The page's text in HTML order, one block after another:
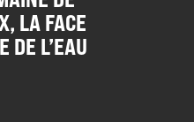
LA FACE
DE L’EAU